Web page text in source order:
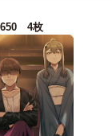
4枚